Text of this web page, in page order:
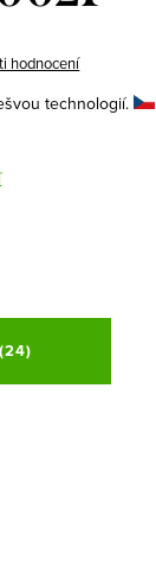
hodnocení
technologií.
(24)